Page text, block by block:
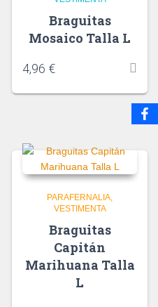
Braguitas
Mosaico Talla L
4,96 €
PARAFERNALIA
VESTIMENTA
Braguitas
Capitán
Marihuana Talla
L